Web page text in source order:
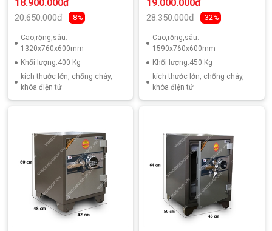
18.900.000đ
20.650.000đ -8%
Cao,rộng,sâu:
1320x760x600mm
Khối lượng:400 Kg
kích thước lớn, chống cháy,
khóa điện tử
19.000.000đ
28.350.000đ -32%
Cao,rộng,sâu:
1590x760x600mm
Khối lượng:450 Kg
kích thước lớn, chống cháy,
khóa điện tử